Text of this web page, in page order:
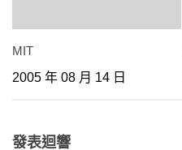
MIT
2005 年 08 月 14 日
發表迴響